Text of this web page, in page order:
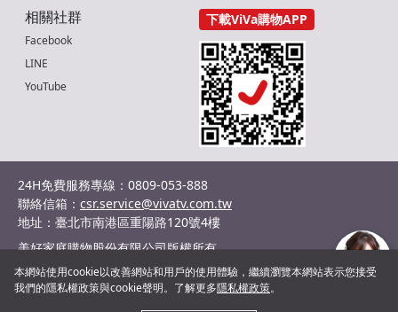
相關社群
Facebook
LINE
YouTube
下載ViVa購物APP
24H免費服務專線：0809-053-888
聯絡信箱： csr.service@vivatv.com.tw
地址：臺北市南港區重陽路120號4樓
美好家庭購物股份有限公司版權所有
統編：29036132
©2024 Shopnet Homeshopping co., Ltd. All Rights Reserved.
本網站使用cookie以改善網站和用戶的使用體驗，繼續瀏覽本網站表示您接受
我們的隱私權政策與cookie聲明。了解更多隱私權政策。